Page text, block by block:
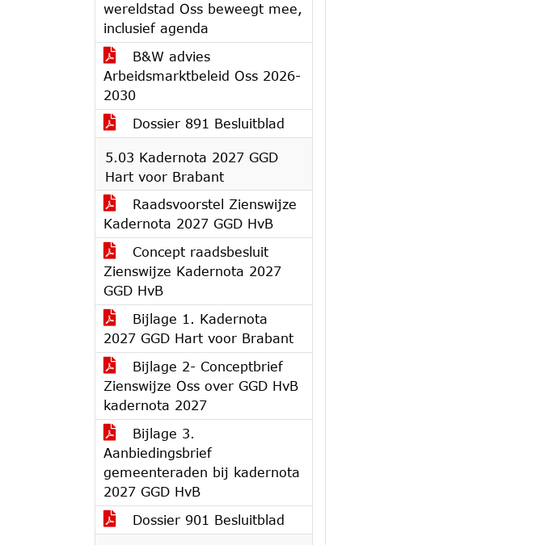
wereldstad Oss beweegt mee,
inclusief agenda
B&W advies
Arbeidsmarktbeleid Oss 2026-
2030
Dossier 891 Besluitblad
5.03 Kadernota 2027 GGD
Hart voor Brabant
Raadsvoorstel Zienswijze
Kadernota 2027 GGD HvB
Concept raadsbesluit
Zienswijze Kadernota 2027
GGD HvB
Bijlage 1. Kadernota
2027 GGD Hart voor Brabant
Bijlage 2- Conceptbrief
Zienswijze Oss over GGD HvB
kadernota 2027
Bijlage 3.
Aanbiedingsbrief
gemeenteraden bij kadernota
2027 GGD HvB
Dossier 901 Besluitblad